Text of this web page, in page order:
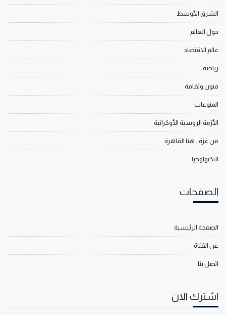
الشرق الأوسط
حول العالم
عالم الاقتصاد
رياضة
فنون وثقافة
المنوعات
الأزمة الروسية الأوكرانية
من غزة.. هنا القاهرة
التكنولوجيا
الصفحات
الصفحة الرئيسية
عن القناة
اتصل بنا
اشترك الان